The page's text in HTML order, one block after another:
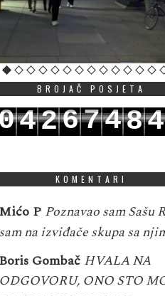
BROJAČ POSJETA
4267484
KOMENTARI
Mićo P Poznavao sam Sašu
sam na izviđače skupa sa
Boris Gombač HVALA NA
ODGOVORU, ONO STO